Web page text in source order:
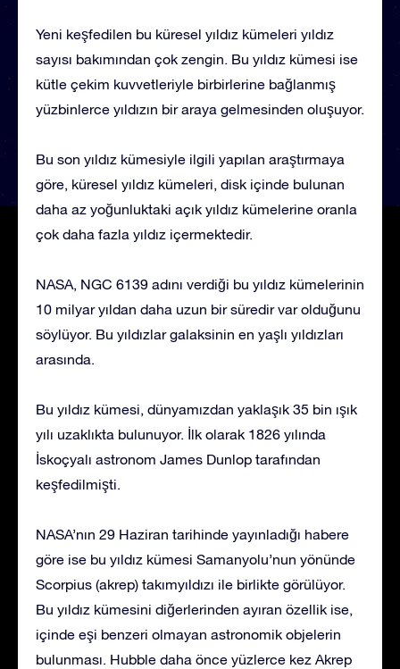
Yeni keşfedilen bu küresel yıldız kümeleri yıldız
sayısı bakımından çok zengin. Bu yıldız kümesi ise
kütle çekim kuvvetleriyle birbirlerine bağlanmış
yüzbinlerce yıldızın bir araya gelmesinden oluşuyor.
Bu son yıldız kümesiyle ilgili yapılan araştırmaya
göre, küresel yıldız kümeleri, disk içinde bulunan
daha az yoğunluktaki açık yıldız kümelerine oranla
çok daha fazla yıldız içermektedir.
NASA, NGC 6139 adını verdiği bu yıldız kümelerinin
10 milyar yıldan daha uzun bir süredir var olduğunu
söylüyor. Bu yıldızlar galaksinin en yaşlı yıldızları
arasında.
Bu yıldız kümesi, dünyamızdan yaklaşık 35 bin ışık
yılı uzaklıkta bulunuyor. İlk olarak 1826 yılında
İskoçyalı astronom James Dunlop tarafından
keşfedilmişti.
NASA’nın 29 Haziran tarihinde yayınladığı habere
göre ise bu yıldız kümesi Samanyolu’nun yönünde
Scorpius (akrep) takımyıldızı ile birlikte görülüyor.
Bu yıldız kümesini diğerlerinden ayıran özellik ise,
içinde eşi benzeri olmayan astronomik objelerin
bulunması. Hubble daha önce yüzlerce kez Akrep